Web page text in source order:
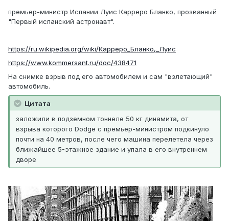
премьер-министр Испании Луис Карреро Бланко, прозванный
"Первый испанский астронавт".
https://ru.wikipedia.org/wiki/Карреро_Бланко,_Луис
https://www.kommersant.ru/doc/438471
На снимке взрыв под его автомобилем и сам "взлетающий"
автомобиль.
Цитата
заложили в подземном тоннеле 50 кг динамита, от
взрыва которого Dodge с премьер-министром подкинуло
почти на 40 метров, после чего машина перелетела через
ближайшее 5-этажное здание и упала в его внутреннем
дворе